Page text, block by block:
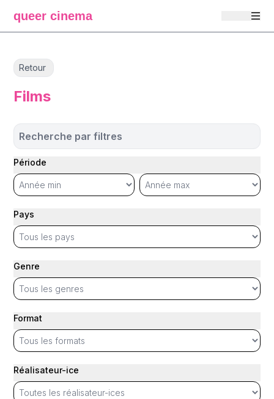
queer cinema
Retour
Films
Recherche par filtres
Période
Pays
Genre
Format
Réalisateur-ice